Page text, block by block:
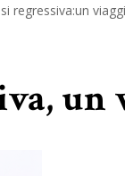
regressiva:un